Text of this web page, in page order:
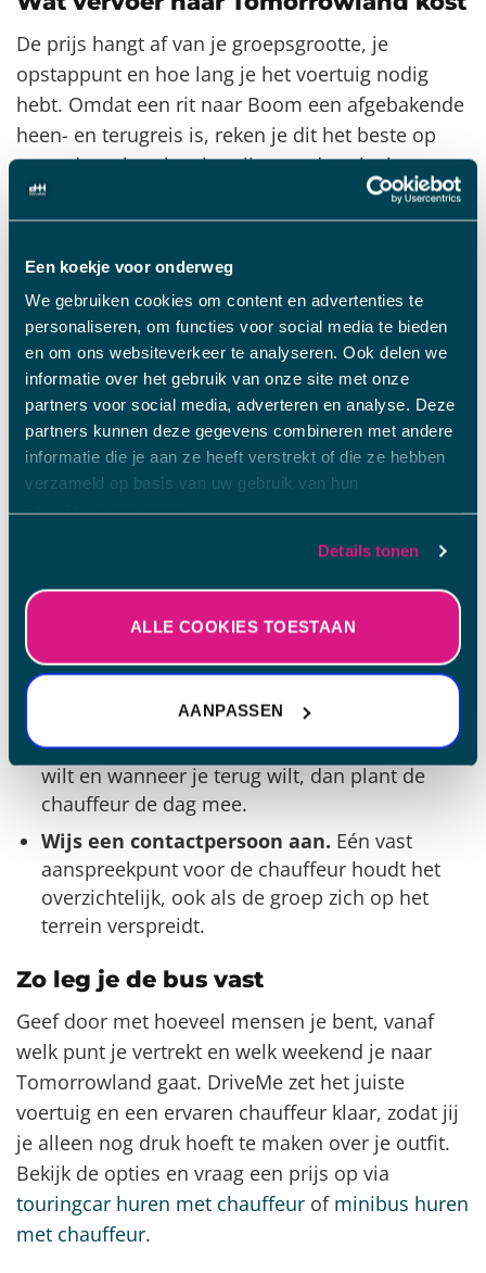
Een koekje voor onderweg
We gebruiken cookies om content en advertenties te
personaliseren, om functies voor social media te bieden
en om ons websiteverkeer te analyseren. Ook delen we
informatie over het gebruik van onze site met onze
partners voor social media, adverteren en analyse. Deze
partners kunnen deze gegevens combineren met andere
informatie die je aan ze heeft verstrekt of die ze hebben
verzameld op basis van uw gebruik van hun
services.Lees meer.
Sommige van de gegevens die worden verzameld, zijn
bedoeld voor personalisatie en het meten van de
effectiviteit van advertenties.
Details tonen
ALLE COOKIES TOESTAAN
AANPASSEN
De prijs hangt af van je groepsgrootte, je
opstappunt en hoe lang je het voertuig nodig
hebt. Omdat een rit naar Boom een afgebakende
heen- en terugreis is, reken je dit het beste op
maat door: bereken je prijs met de calculator op
driveme.nl/minibus-huren
driveme.nl/touringcar-huren, of vraag een offerte
aan. Dan weet je vooraf precies waar je aan toe
Verdeel de kosten over de groep en het beeld
kantelt snel. Met twintig man in één bus praat je
per persoon over een bedrag dat vergelijkbaar is
met wat je anders kwijt bent aan brandstof en
festivalparking, maar dan zonder dat iemand de
hele dag op spa rood staat.
Vier dingen die je nu al kunt regelen
Boek vroeg.Twee populaire weekenden en
veel groepen die hetzelfde willen: vol is vol.
centrale plek waar iedereen samenkomt,
scheelt geregel op de dag zelf.
Stem de tijden af.Geef door hoe laat je heen
wilt en wanneer je terug wilt, dan plant de
chauffeur de dag mee.
Wijs een contactpersoon aan. Eén vast
aanspreekpunt voor de chauffeur houdt het
overzichtelijk, ook als de groep zich op het
terrein verspreidt.
Zo leg je de bus vast
Geef door met hoeveel mensen je bent, vanaf
welk punt je vertrekt en welk weekend je naar
Tomorrowland gaat. DriveMe zet het juiste
voertuig en een ervaren chauffeur klaar, zodat jij
je alleen nog druk hoeft te maken over je outfit.
Bekijk de opties en vraag een prijs op via
touringcar huren met chauffeur of minibus huren
met chauffeur.